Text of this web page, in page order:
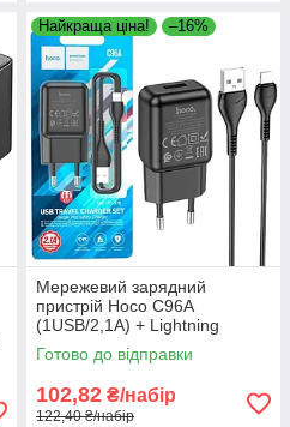
Найкраща ціна! –16%
Мережевий зарядний
пристрій Hoco C96A
(1USB/2,1A) + Lightning
чорний, зарядка для
смартфона
Готово до відправки
102,82 ₴/набір
122,40 ₴/набір